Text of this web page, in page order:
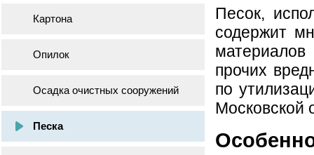
Песок,
содержит
прочих
по
Московской
Картона
Опилок
Осадка очистных сооружений
Песка